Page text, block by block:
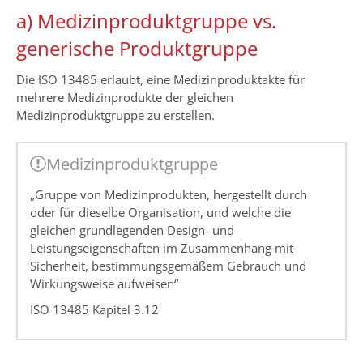
a) Medizinproduktgruppe vs.
generische Produktgruppe
Die ISO 13485 erlaubt, eine Medizinproduktakte für
mehrere Medizinprodukte der gleichen
Medizinproduktgruppe zu erstellen.
Medizinproduktgruppe
„Gruppe von Medizinprodukten, hergestellt durch
oder für dieselbe Organisation, und welche die
gleichen grundlegenden Design- und
Leistungseigenschaften im Zusammenhang mit
Sicherheit, bestimmungsgemäßem Gebrauch und
Wirkungsweise aufweisen“
ISO 13485 Kapitel 3.12